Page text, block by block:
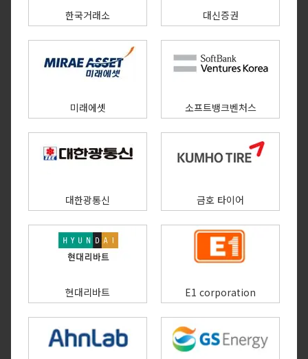
한국거래소 대신증권
미래에셋 소프트뱅크벤처스
대한광통신 금호 타이어
현대리바트 E1 corporation